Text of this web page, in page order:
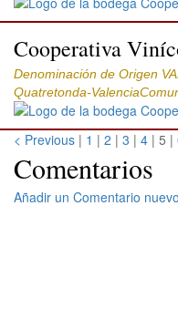
Cooperativa
Denominación de Origen
Quatretonda-
< Previous | 1 | 2 | 3 | 4 | 5 |
Comentarios
Añadir un Comentario nuevo